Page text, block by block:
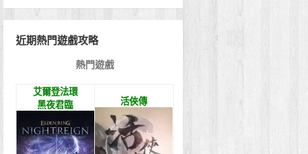
近期熱門遊戲攻略
熱門遊戲
艾爾登法環
黑夜君臨
活俠傳